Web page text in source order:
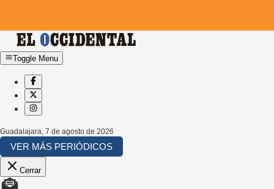
Toggle Menu
Guadalajara, 7 de agosto de 2026
VER MÁS PERIÓDICOS
Cerrar